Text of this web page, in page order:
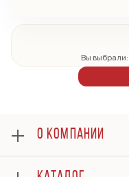
Вы выбрали:
О КОМПАНИИ